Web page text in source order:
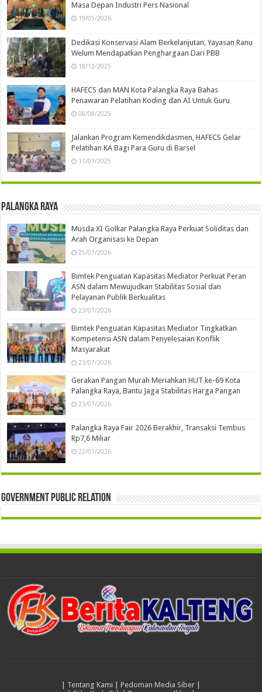
Masa Depan Industri Pers Nasional
19/05/2026
Dedikasi Konservasi Alam Berkelanjutan, Yayasan Ranu
Welum Mendapatkan Penghargaan Dari PBB
18/12/2025
HAFECS dan MAN Kota Palangka Raya Bahas
Penawaran Pelatihan Koding dan AI Untuk Guru
08/08/2025
Jalankan Program Kemendikdasmen, HAFECS Gelar
Pelatihan KA Bagi Para Guru di Barsel
11/07/2025
Palangka Raya
Musda XI Golkar Palangka Raya Perkuat Soliditas dan
Arah Organisasi ke Depan
25/07/2026
Bimtek Penguatan Kapasitas Mediator Perkuat Peran
ASN dalam Mewujudkan Stabilitas Sosial dan
Pelayanan Publik Berkualitas
23/07/2026
Bimtek Penguatan Kapasitas Mediator Tingkatkan
Kompetensi ASN dalam Penyelesaian Konflik
Masyarakat
23/07/2026
Gerakan Pangan Murah Meriahkan HUT ke-69 Kota
Palangka Raya, Bantu Jaga Stabilitas Harga Pangan
23/07/2026
Palangka Raya Fair 2026 Berakhir, Transaksi Tembus
Rp7,6 Miliar
22/07/2026
Government Public Relation
Tentang Kami Pedoman Media Siber